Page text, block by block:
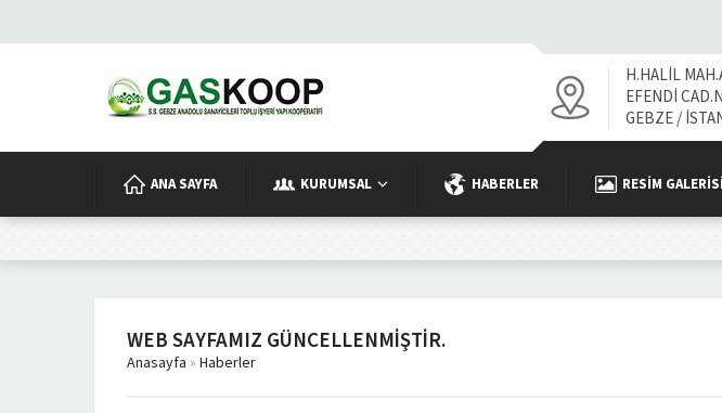
H.HALİL
EFENDİ
GEBZE /
ANA SAYFA KURUMSAL HABERLER RESIM GALERISI
WEB SAYFAMIZ GÜNCELLENMIŞTIR.
Anasayfa » Haberler